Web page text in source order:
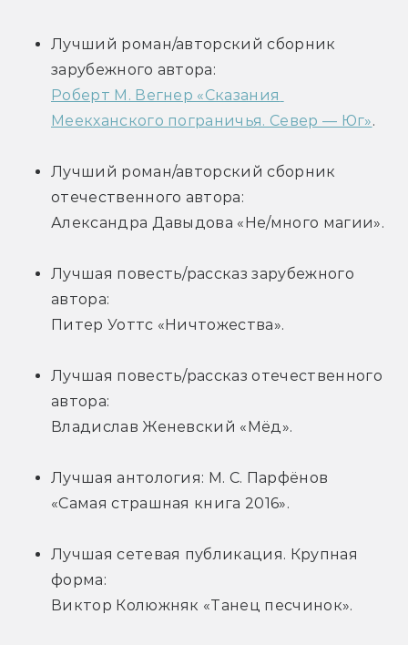
Лучший роман/авторский сборник
зарубежного автора:
Роберт М. Вегнер «Сказания
Меекханского пограничья. Север — Юг».
Лучший роман/авторский сборник
отечественного автора:
Александра Давыдова «Не/много магии».
Лучшая повесть/рассказ зарубежного
автора:
Питер Уоттс «Ничтожества».
Лучшая повесть/рассказ отечественного
автора:
Владислав Женевский «Мёд».
Лучшая антология: М. С. Парфёнов
«Самая страшная книга 2016».
Лучшая сетевая публикация. Крупная
форма:
Виктор Колюжняк «Танец песчинок».